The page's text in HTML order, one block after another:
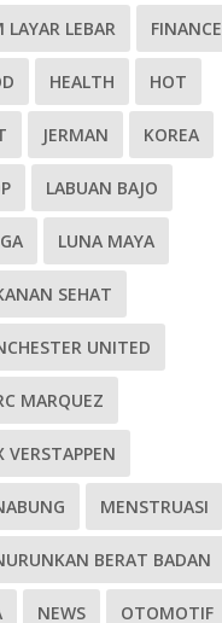
LAYAR LEBAR FINANCE
HEALTH HOT
JERMAN KOREA
LABUAN BAJO
LUNA MAYA
SEHAT
UNITED
MARQUEZ
VERSTAPPEN
MENSTRUASI
BERAT BADAN
NEWS OTOMOTIF